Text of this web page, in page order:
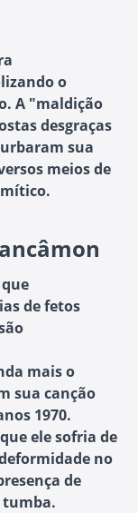
o
A "maldição
desgraças
sua
meios de
de fetos
mais o
sua canção
1970.
ele sofria de
no
de
tumba.